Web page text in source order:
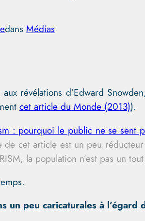
dans Médias
révélations d’Edward
cet article du Monde (2013)).
: pourquoi le public ne se sent
cet article est un peu
la population n’est pas un
un peu caricaturales à l’égard